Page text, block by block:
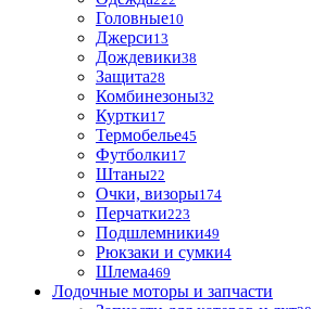
Головные10
Джерси13
Дождевики38
Защита28
Комбинезоны32
Куртки17
Термобелье45
Футболки17
Штаны22
Очки, визоры174
Перчатки223
Подшлемники49
Рюкзаки и сумки4
Шлема469
Лодочные моторы и запчасти